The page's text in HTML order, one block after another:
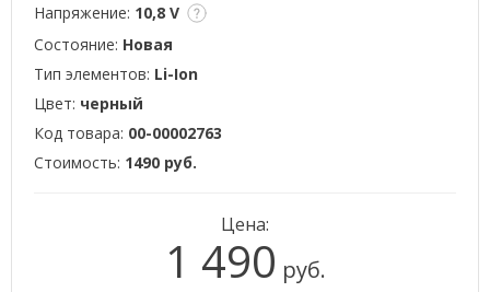
Напряжение: 10,8 V
Состояние: Новая
Тип элементов: Li-Ion
Цвет: черный
Код товара: 00-00002763
Стоимость: 1490 руб.
Цена:
1 490 руб.